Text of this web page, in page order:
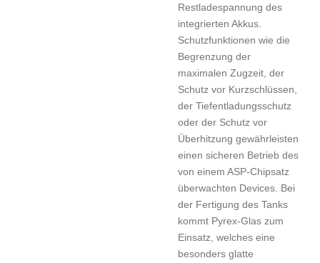
Restladespannung des
integrierten Akkus.
Schutzfunktionen wie die
Begrenzung der
maximalen Zugzeit, der
Schutz vor Kurzschlüssen,
der Tiefentladungsschutz
oder der Schutz vor
Überhitzung gewährleisten
einen sicheren Betrieb des
von einem ASP-Chipsatz
überwachten Devices. Bei
der Fertigung des Tanks
kommt Pyrex-Glas zum
Einsatz, welches eine
besonders glatte